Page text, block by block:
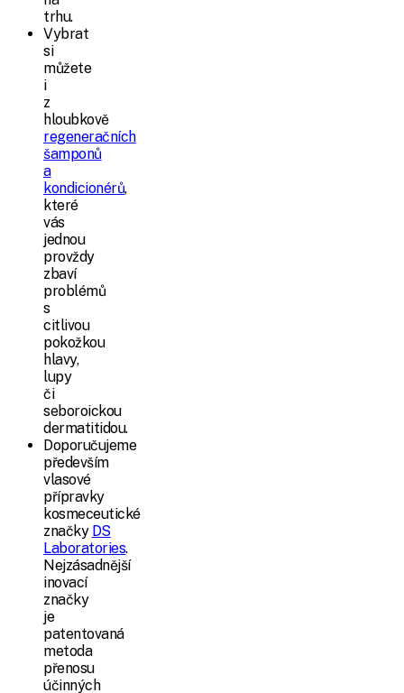
trhu.
Vybrat
si
můžete
i
z
hloubkově
regeneračních
šamponů
a
kondicionérů,
které
vás
jednou
provždy
zbaví
problémů
s
citlivou
pokožkou
hlavy,
lupy
či
seboroickou
dermatitidou.
Doporučujeme
především
vlasové
přípravky
kosmeceutické
značky DS
Laboratories.
Nejzásadnější
inovací
značky
je
patentovaná
metoda
přenosu
účinných